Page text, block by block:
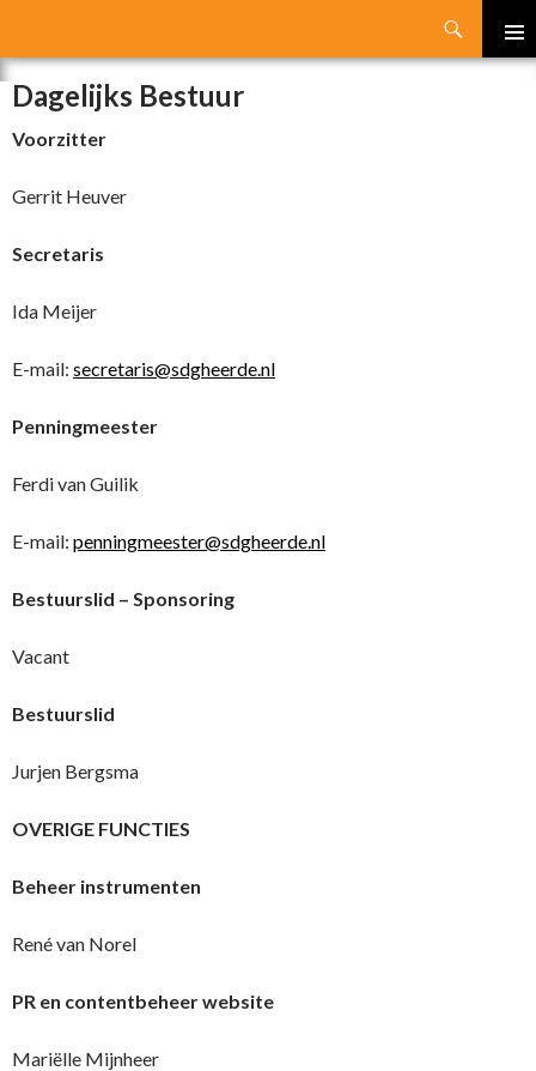
CONTENT
Dagelijks Bestuur
Voorzitter
Gerrit Heuver
Secretaris
Ida Meijer
E-mail: secretaris@sdgheerde.nl
Penningmeester
Ferdi van Guilik
E-mail: penningmeester@sdgheerde.nl
Bestuurslid – Sponsoring
Vacant
Bestuurslid
Jurjen Bergsma
OVERIGE FUNCTIES
Beheer instrumenten
René van Norel
PR en contentbeheer website
Mariëlle Mijnheer